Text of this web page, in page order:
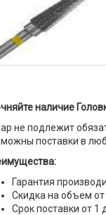
наличие
не подлежит
поставки в
Гарантия
Скидка на объем от
Срок поставки от 1